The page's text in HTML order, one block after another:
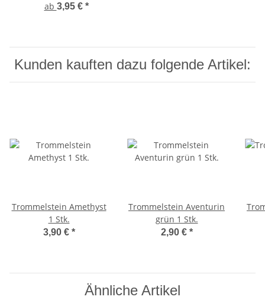
ab 3,95 € *
Kunden kauften dazu folgende Artikel:
Trommelstein Amethyst
1 Stk.
3,90 € *
Trommelstein Aventurin
grün 1 Stk.
2,90 € *
Ähnliche Artikel